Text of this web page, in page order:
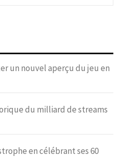
un nouvel aperçu du jeu en
du milliard de streams
en célébrant ses 60